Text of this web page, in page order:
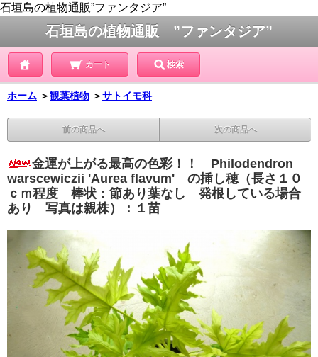
石垣島の植物通販”ファンタジア”
石垣島の植物通販 ”ファンタジア”
カート 検索
ホーム ＞観葉植物 ＞サトイモ科
前の商品へ 次の商品へ
金運が上がる最高の色彩！！ Philodendron
warscewiczii 'Aurea flavum' の挿し穂（長さ１０
ｃｍ程度 棒状：節あり葉なし 発根している場合
あり 写真は親株）：１苗